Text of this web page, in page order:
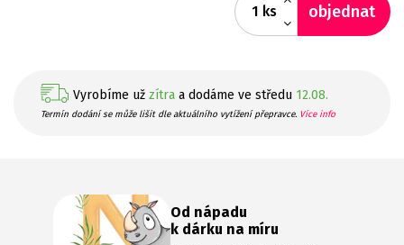
ks objednat
Vyrobíme už zítra a dodáme ve středu 12.08.
Termín dodání se může lišit dle aktuálního vytížení přepravce. Více info
Od nápadu
k dárku na míru